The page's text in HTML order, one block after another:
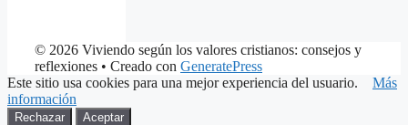
© 2026 Viviendo según los valores cristianos: consejos y
reflexiones • Creado con GeneratePress
Este sitio usa cookies para una mejor experiencia del usuario. Más
información
Rechazar Aceptar